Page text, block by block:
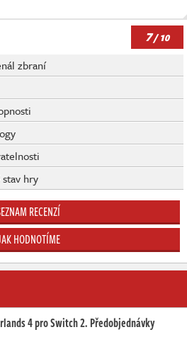
7/ 10
zbraní
hry
RECENZÍ
HODNOTÍME
4 pro Switch 2. Předobjednávky